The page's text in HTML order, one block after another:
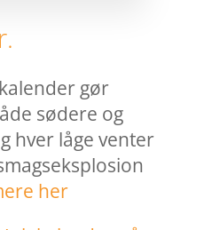
gør
sødere og
hver låge venter
her